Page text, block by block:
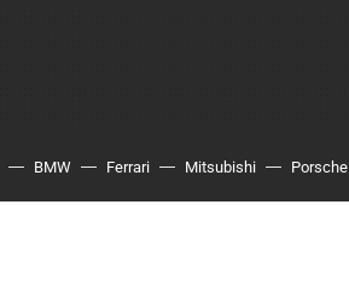
BMW Ferrari Mitsubishi Porsche